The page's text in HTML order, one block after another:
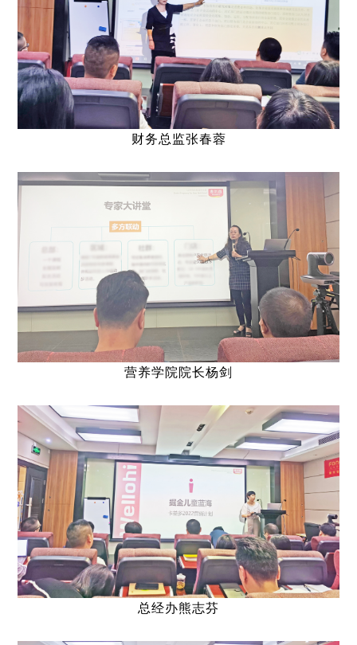
财务总监张春蓉
营养学院院长杨剑
总经办熊志芬